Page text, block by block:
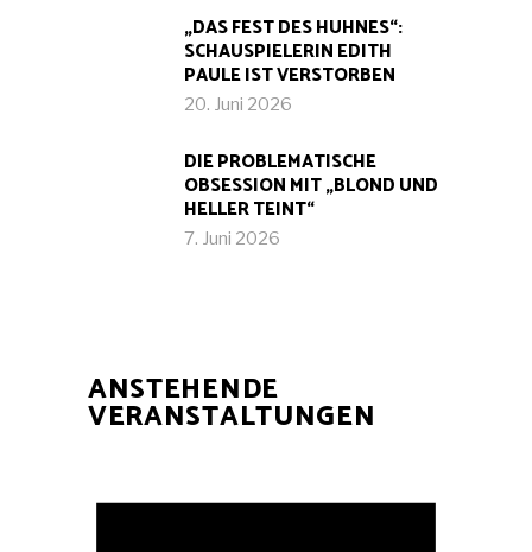
„DAS FEST DES HUHNES“:
SCHAUSPIELERIN EDITH
PAULE IST VERSTORBEN
20. Juni 2026
DIE PROBLEMATISCHE
OBSESSION MIT „BLOND UND
HELLER TEINT“
7. Juni 2026
ANSTEHENDE
VERANSTALTUNGEN